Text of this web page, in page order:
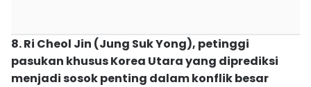
8. Ri Cheol Jin (Jung Suk Yong), petinggi
pasukan khusus Korea Utara yang diprediksi
menjadi sosok penting dalam konflik besar